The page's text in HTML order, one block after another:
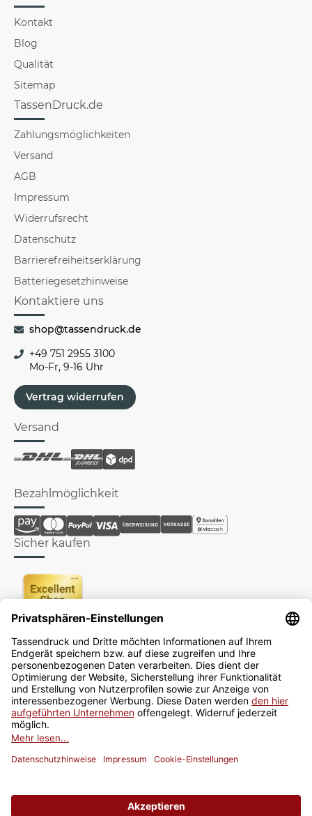
Kontakt
Blog
Qualität
Sitemap
TassenDruck.de
Zahlungsmöglichkeiten
Versand
AGB
Impressum
Widerrufsrecht
Datenschutz
Barrierefreiheitserklärung
Batteriegesetzhinweise
Kontaktiere uns
shop@tassendruck.de
+49 751 2955 3100
Mo-Fr, 9-16 Uhr
Vertrag widerrufen
Versand
Bezahlmöglichkeit
Sicher kaufen
Newsletter